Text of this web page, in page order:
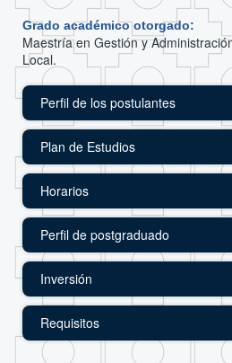
Grado académico otorgado:
Maestría en Gestión y
Local.
Perfil de los postulantes
Plan de Estudios
Horarios
Perfil de postgraduado
Inversión
Requisitos